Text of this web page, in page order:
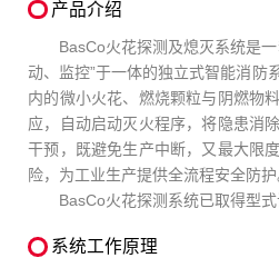
产品介绍
BasCo火花探测及熄灭系统是
动、监控”于一体的独立式智能消防
内的微小火花、燃烧颗粒与阴燃物
应，自动启动灭火程序，将隐患消
干预，既避免生产中断，又最大限
险，为工业生产提供全流程安全防护
BasCo火花探测系统已取得型式
系统工作原理